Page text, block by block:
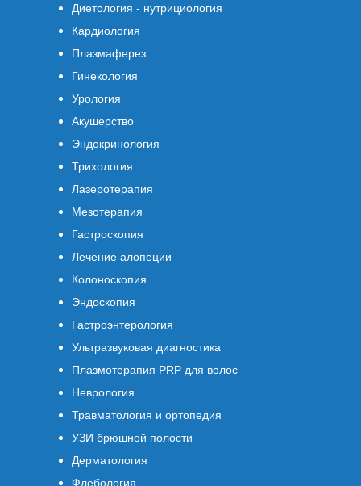
Диетология - нутрициология
Кардиология
Плазмаферез
Гинекология
Урология
Акушерство
Эндокринология
Трихология
Лазеротерапия
Мезотерапия
Гастроскопия
Лечение алопеции
Колоноскопия
Эндоскопия
Гастроэнтерология
Ультразвуковая диагностика
Плазмотерапия PRP для волос
Неврология
Травматология и ортопедия
УЗИ брюшной полости
Дерматология
Флебология